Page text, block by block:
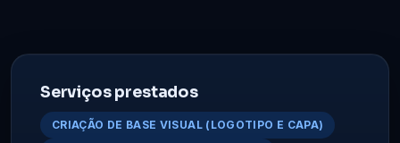
Serviços prestados
CRIAÇÃO DE BASE VISUAL (LOGOTIPO E CAPA)